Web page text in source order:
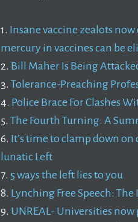
1. Insane vaccine zealots now
mercury in vaccines can be
2. Bill Maher Is Being
3. Tolerance-Preaching
4. Police Brace For Clashes
5. The Fourth Turning: A
6. It’s time to clamp down on
lunatic Left
7. 5 ways the left lies to you
8. Lynching Free Speech:
9. UNREAL- Universities